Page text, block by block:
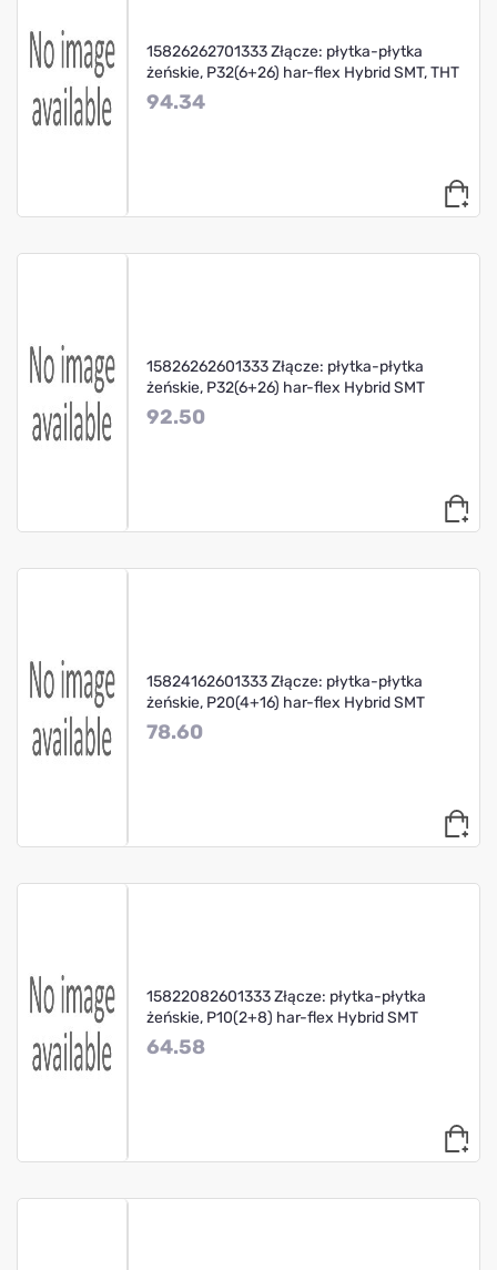
15826262701333 Złącze: płytka-płytka
żeńskie, P32(6+26) har-flex Hybrid SMT, THT
94.34
15826262601333 Złącze: płytka-płytka
żeńskie, P32(6+26) har-flex Hybrid SMT
92.50
15824162601333 Złącze: płytka-płytka
żeńskie, P20(4+16) har-flex Hybrid SMT
78.60
15822082601333 Złącze: płytka-płytka
żeńskie, P10(2+8) har-flex Hybrid SMT
64.58